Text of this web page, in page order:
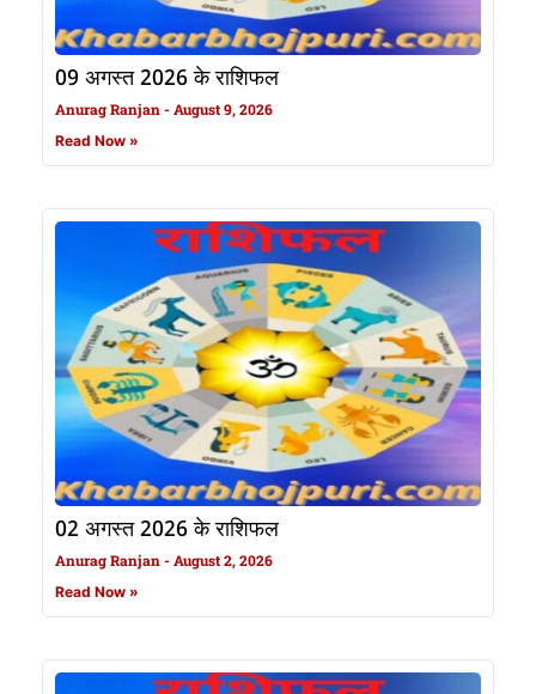
09 अगस्त 2026 के राशिफल
Anurag Ranjan August 9, 2026
Read Now »
02 अगस्त 2026 के राशिफल
Anurag Ranjan August 2, 2026
Read Now »